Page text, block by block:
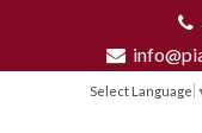
Select Language